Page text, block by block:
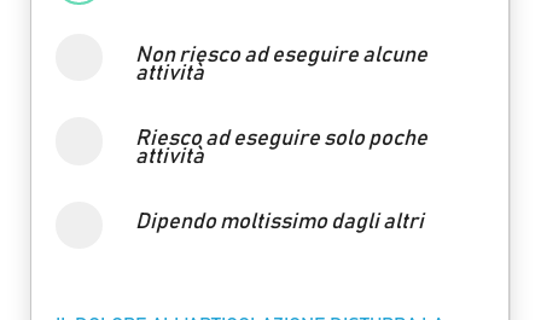
Non riesco ad eseguire alcune
attività
Riesco ad eseguire solo poche
attività
Dipendo moltissimo dagli altri